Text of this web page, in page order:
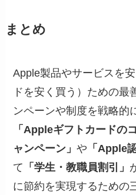
まとめ
Apple製品やサービスを
ドを安く買う）ための最
ンペーンや制度を戦略的
「Appleギフトカードの
ャンペーン」や 「Apple
て 「学生・教職員割引」
に節約を実現するための